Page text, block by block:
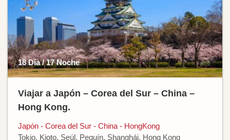
18 Día / 17 Noche
Viajar a Japón – Corea del Sur – China –
Hong Kong.
Japón - Corea del Sur - China - HongKong
Tokio, Kioto, Seúl, Pequín, Shanghái, Hong Kong